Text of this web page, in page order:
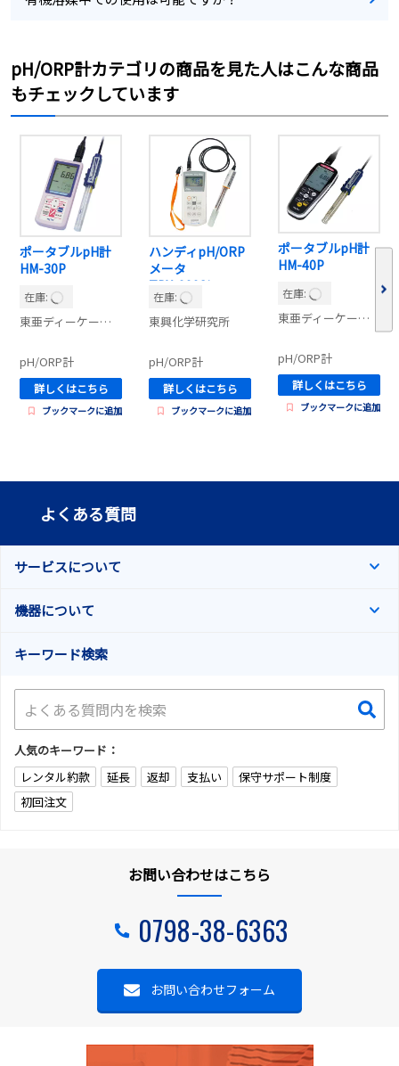
pH/ORP計カテゴリの商品を見た人はこんな商品
もチェックしています
ポータブルpH計
HM-30P
在庫:
東亜ディーケーケー
pH/ORP計
詳しくはこちら
ブックマークに追加
ハンディpH/ORP
メータ
TPX-999Si
在庫:
東興化学研究所
pH/ORP計
詳しくはこちら
ブックマークに追加
ポータブルpH計
HM-40P
在庫:
東亜ディーケーケー
pH/ORP計
詳しくはこちら
ブックマークに追加
よくある質問
サービスについて
機器について
キーワード検索
人気のキーワード：
レンタル約款
延長 返却 支払い
保守サポート制度
初回注文
お問い合わせはこちら
0798-38-6363
お問い合わせフォーム